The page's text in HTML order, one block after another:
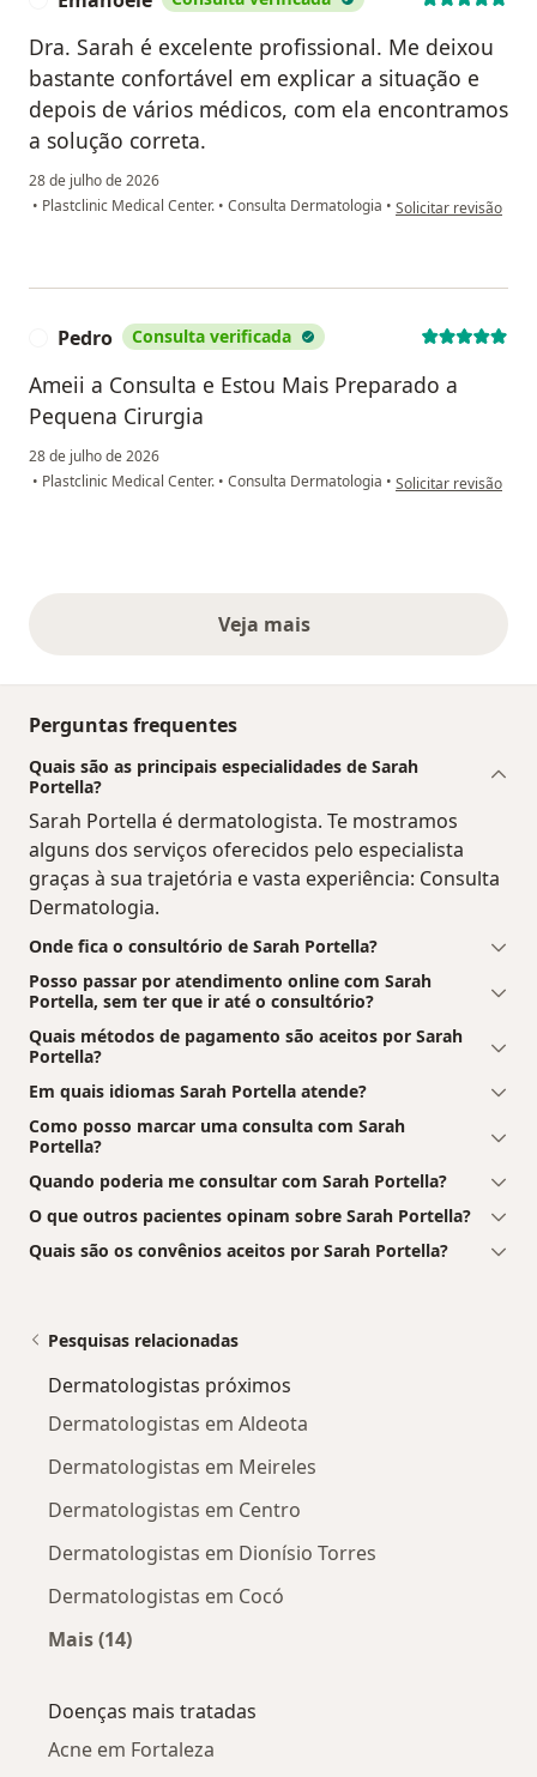
Dra. Sarah é excelente profissional. Me deixou
bastante confortável em explicar a situação e
depois de vários médicos, com ela encontramos
a solução correta.
28 de julho de 2026
• Plastclinic Medical Center. • Consulta Dermatologia • na opinião do
Solicitar revisão
Pedro Consulta verificada
Ameii a Consulta e Estou Mais Preparado a
Pequena Cirurgia
28 de julho de 2026
• Plastclinic Medical Center. • Consulta Dermatologia • na opinião do
Solicitar revisão
Veja maisopiniões acima
Perguntas frequentes
Quais são as principais especialidades de Sarah
Portella?
Sarah Portella é dermatologista. Te mostramos
alguns dos serviços oferecidos pelo especialista
graças à sua trajetória e vasta experiência: Consulta
Dermatologia.
Onde fica o consultório de Sarah Portella?
Posso passar por atendimento online com Sarah
Portella, sem ter que ir até o consultório?
Quais métodos de pagamento são aceitos por Sarah
Portella?
Em quais idiomas Sarah Portella atende?
Como posso marcar uma consulta com Sarah
Portella?
Quando poderia me consultar com Sarah Portella?
O que outros pacientes opinam sobre Sarah Portella?
Quais são os convênios aceitos por Sarah Portella?
Pesquisas relacionadas
Dermatologistas próximos
Dermatologistas em Aldeota
Dermatologistas em Meireles
Dermatologistas em Centro
Dermatologistas em Dionísio Torres
Dermatologistas em Cocó
Mais (14)
Doenças mais tratadas
Acne em Fortaleza